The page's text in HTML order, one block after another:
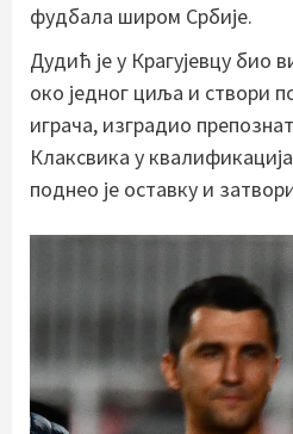
фудбала широм Србије.
Дудић је у Крагујевцу био
око једног циља и створи
играча, изградио
Клаксвика у
поднео је оставку и